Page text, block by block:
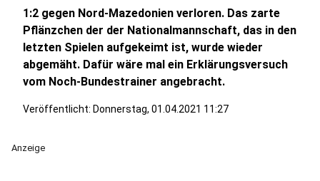
1:2 gegen Nord-Mazedonien verloren. Das zarte
Pflänzchen der der Nationalmannschaft, das in den
letzten Spielen aufgekeimt ist, wurde wieder
abgemäht. Dafür wäre mal ein Erklärungsversuch
vom Noch-Bundestrainer angebracht.
Veröffentlicht: Donnerstag, 01.04.2021 11:27
Anzeige